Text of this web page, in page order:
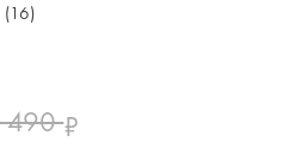
(16)
490₽